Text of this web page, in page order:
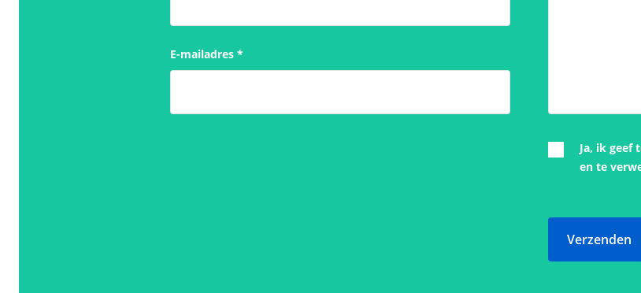
E-mailadres *
Ja, ik geef
en te
Verzenden